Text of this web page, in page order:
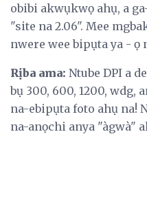
obibi akwụkwọ ahụ, a
"site na 2.06". Mee
nwere wee bipụta ya - ọ
Rịba ama: Ntube DPI a
bụ 300, 600, 1200, wdg,
na-ebipụta foto ahụ na!
na-anọchi anya "àgwà"